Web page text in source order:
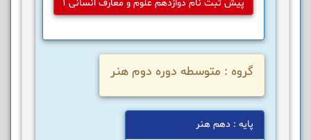
پیش ثبت نام دوازدهم علوم و معارف انسانی 1
گروه : متوسطه دوره دوم هنر
پایه : دهم هنر